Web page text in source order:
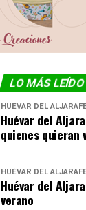
LO MÁS
HUÉVAR DEL
Huévar del
quienes quieran
HUÉVAR DEL
Huévar del
verano